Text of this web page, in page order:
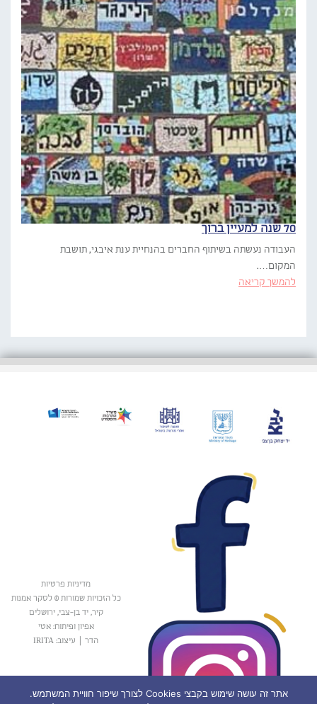
70 שנה למעיין ברוך
העבודה נעשתה בשיתוף החברים בהנחיית ענת איבגי, תושבת
המקום….
להמשך קריאה
אתר זה עושה שימוש בקבצי Cookies לצורך שיפור חוויית המשתמש.
מדיניות פרטיות
כל הזכויות שמורות © לסקר אמנות
קיר, יד בן-צבי, ירושלים
אפיון ופיתוח: אטי
הדר
עיצוב: IRITA